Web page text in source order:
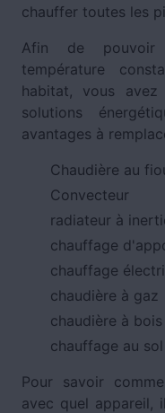
chauffer toutes les
Afin de pouvoir
température
habitat, vous
solutions
avantages à
Chaudière au
Convecteur
radiateur à
chauffage
chauffage
chaudière à gaz
chaudière à bois
chauffage au
Pour savoir
avec quel appareil,